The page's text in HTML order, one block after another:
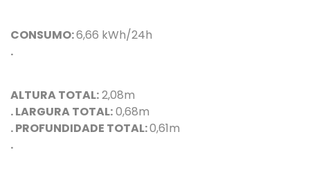
CONSUMO:6,66 kWh/24h
.
ALTURA TOTAL:2,08m
. LARGURA TOTAL:0,68m
. PROFUNDIDADE TOTAL:0,61m
.